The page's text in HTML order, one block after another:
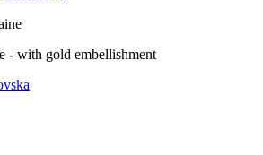
- with gold embellishment